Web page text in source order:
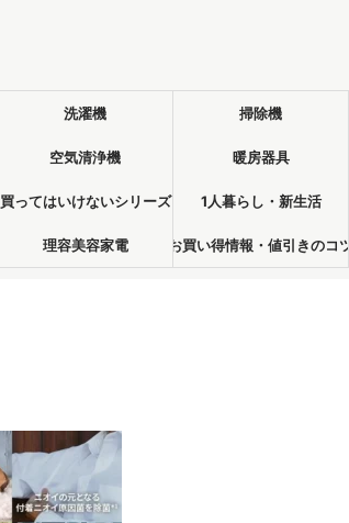
洗濯機 掃除機
空気清浄機 暖房器具
買ってはいけないシリーズ 1人暮らし・新生活
理容美容家電 お買い得情報・値引きのコツ